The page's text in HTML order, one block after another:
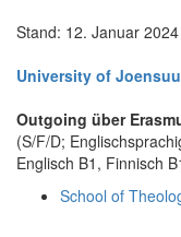
Stand: 12. Januar 2024
University of
Outgoing über
(S/F/D;
Englisch B1, Finnisch
School of